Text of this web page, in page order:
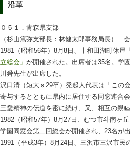
沿革
０５１．青森県支部
（杉山篤弥支部長：林健太郎事務局長）
1981（昭和56年）8月8日、十和田湖町休屋
立総会」 が開催された。出席者は35名。学
川舜先生が出席した。
沢口清（短大ｓ29卒）発起人代表は「この
寄与するとともに県内に居住する同窓連合
三愛精神の伝道を密に続け、又、相互の親
1982（昭和57年）8月27日、むつ市斗南ヶ
学園同窓会第二回総会が開催され、23名が
1991（平成3年）8月24日、三沢市三沢市